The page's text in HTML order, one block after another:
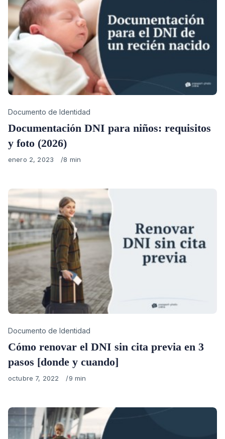
Category
Documento de Identidad
Documentación DNI para niños: requisitos
y foto (2026)
Published
enero 2, 2023 8 min
Category
Documento de Identidad
Cómo renovar el DNI sin cita previa en 3
pasos [donde y cuando]
Published
octubre 7, 2022 9 min